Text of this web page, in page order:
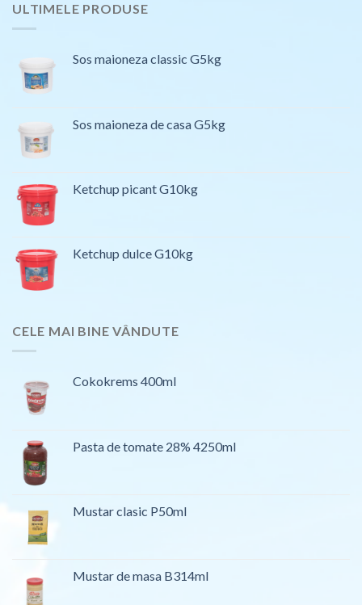
ULTIMELE PRODUSE
Sos maioneza classic G5kg
Sos maioneza de casa G5kg
Ketchup picant G10kg
Ketchup dulce G10kg
CELE MAI BINE VÂNDUTE
Cokokrems 400ml
Pasta de tomate 28% 4250ml
Mustar clasic P50ml
Mustar de masa B314ml